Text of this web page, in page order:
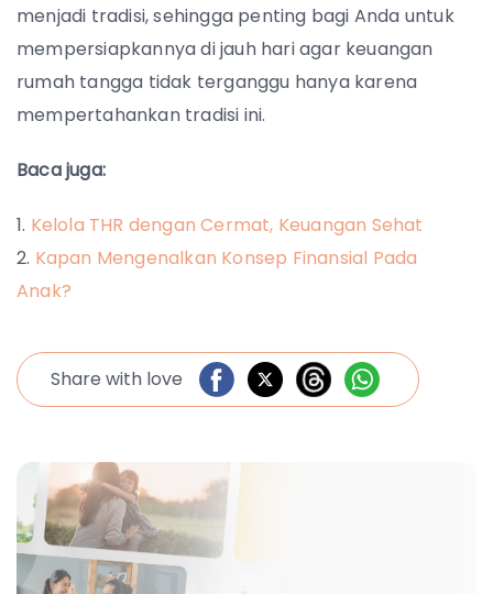
menjadi tradisi, sehingga penting bagi Anda untuk
mempersiapkannya di jauh hari agar keuangan
rumah tangga tidak terganggu hanya karena
mempertahankan tradisi ini.
Baca juga:
Kelola THR dengan Cermat, Keuangan Sehat
Kapan Mengenalkan Konsep Finansial Pada
Anak?
Share with love